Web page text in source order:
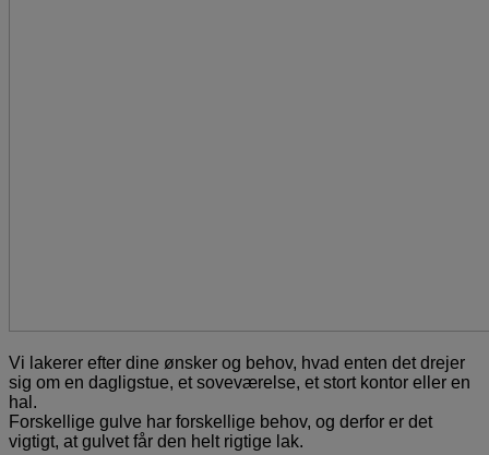
Vi lakerer efter dine ønsker og behov, hvad enten det drejer
sig om en dagligstue, et soveværelse, et stort kontor eller en
hal.
Forskellige gulve har forskellige behov, og derfor er det
vigtigt, at gulvet får den helt rigtige lak.